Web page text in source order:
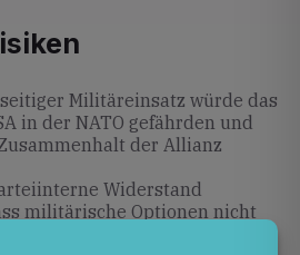
Militäreinsatz würde das
in der NATO gefährden und
der Allianz
Widerstand
militärische Optionen nicht
er könnte diplomatische